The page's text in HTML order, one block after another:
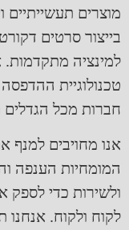
מוצרים תעשייתיים
בייצור סרטים
למינציה מתקדמות.
טכנולוגיית
חברות מכל הגדלים
אנו מחויבים למנף
המומחיות הענפה
ולשירות כדי לספק
לקוח ולקוח.